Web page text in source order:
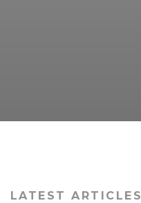
LATEST ARTICLES